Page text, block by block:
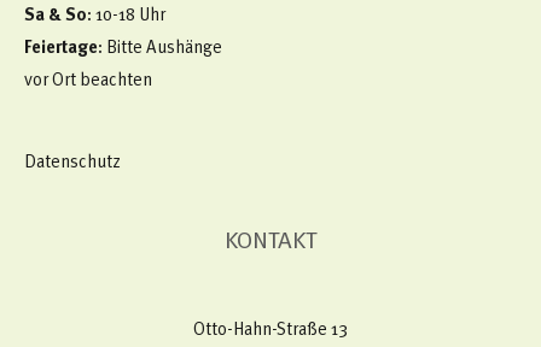
Sa & So: 10-18 Uhr
Feiertage: Bitte Aushänge
vor Ort beachten
Datenschutz
KONTAKT
Otto-Hahn-Straße 13